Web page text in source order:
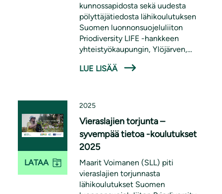
kunnossapidosta sekä uudesta
pölyttäjätiedosta lähikoulutuksen
Suomen luonnonsuojeluliiton
Priodiversity LIFE -hankkeen
yhteistyökaupungin, Ylöjärven,
osa Priodiversity LIFE -hanketta.
LUE LISÄÄ
LATAA
2025
Vieraslajien torjunta –
syvempää tietoa -koulutukset
2025
Maarit Voimanen (SLL) piti
vieraslajien torjunnasta
lähikoulutukset Suomen